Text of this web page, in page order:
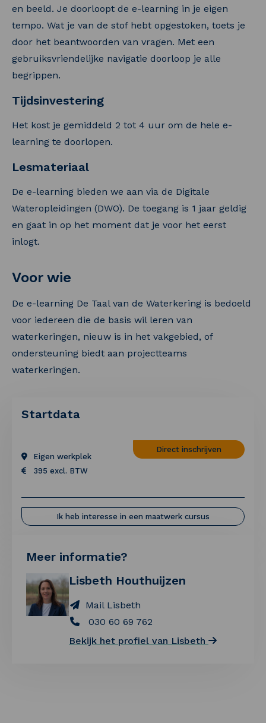
en beeld. Je doorloopt de e-learning in je eigen
tempo. Wat je van de stof hebt opgestoken, toets je
door het beantwoorden van vragen. Met een
gebruiksvriendelijke navigatie doorloop je alle
begrippen.
Tijdsinvestering
Het kost je gemiddeld 2 tot 4 uur om de hele e-
learning te doorlopen.
Lesmateriaal
De e-learning bieden we aan via de Digitale
Wateropleidingen (DWO). De toegang is 1 jaar geldig
en gaat in op het moment dat je voor het eerst
inlogt.
Voor wie
De e-learning De Taal van de Waterkering is bedoeld
voor iedereen die de basis wil leren van
waterkeringen, nieuw is in het vakgebied, of
ondersteuning biedt aan projectteams
waterkeringen.
Startdata
Eigen werkplek
395 excl. BTW
Direct inschrijven
Ik heb interesse in een maatwerk cursus
Meer informatie?
Lisbeth Houthuijzen
Mail Lisbeth
030 60 69 762
Bekijk het profiel van Lisbeth